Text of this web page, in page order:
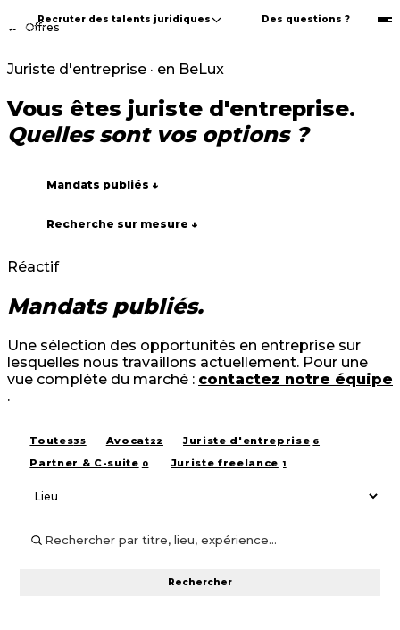
Recruter des talents juridiques Des questions ?
← Offres
Juriste d'entreprise · en BeLux
Vous êtes juriste d'entreprise.
Quelles sont vos options ?
Mandats publiés ↓
Recherche sur mesure ↓
Réactif
Mandats publiés.
Une sélection des opportunités en entreprise sur
lesquelles nous travaillons actuellement. Pour une
vue complète du marché : contactez notre équipe
.
Toutes35 Avocat22 Juriste d'entreprise 6
Partner & C-suite 0 Juriste freelance 1
Rechercher